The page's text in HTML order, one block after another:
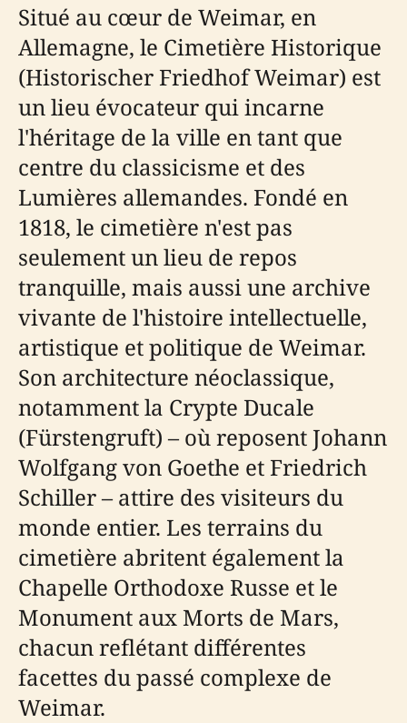
Situé au cœur de Weimar, en
Allemagne, le Cimetière Historique
(Historischer Friedhof Weimar) est
un lieu évocateur qui incarne
l'héritage de la ville en tant que
centre du classicisme et des
Lumières allemandes. Fondé en
1818, le cimetière n'est pas
seulement un lieu de repos
tranquille, mais aussi une archive
vivante de l'histoire intellectuelle,
artistique et politique de Weimar.
Son architecture néoclassique,
notamment la Crypte Ducale
(Fürstengruft) – où reposent Johann
Wolfgang von Goethe et Friedrich
Schiller – attire des visiteurs du
monde entier. Les terrains du
cimetière abritent également la
Chapelle Orthodoxe Russe et le
Monument aux Morts de Mars,
chacun reflétant différentes
facettes du passé complexe de
Weimar.